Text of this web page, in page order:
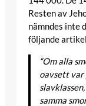
Resten av
nämndes inte
följande
“Om alla
oavsett var
samma